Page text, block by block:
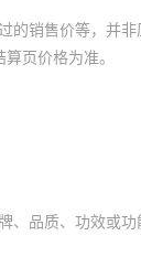
销售价等，并非
页价格为准。
品质、功效或功